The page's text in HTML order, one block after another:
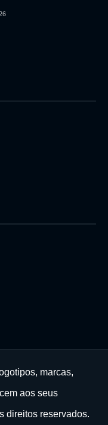
marcas,
aos seus
direitos reservados.